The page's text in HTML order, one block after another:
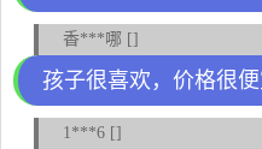
香***哪 []
孩子很喜欢，价格很
1***6 []